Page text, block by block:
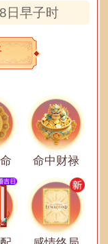
日早子时
命中财禄